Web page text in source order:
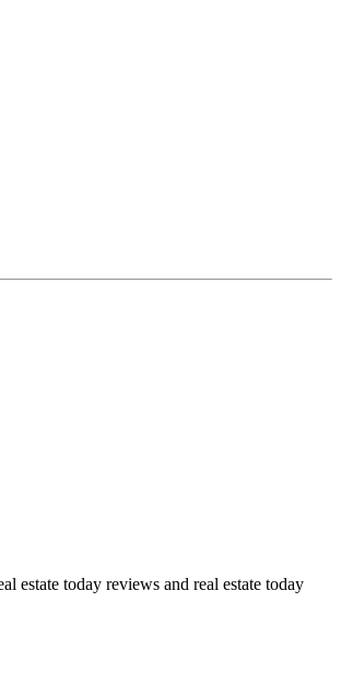
estate today reviews and real estate today